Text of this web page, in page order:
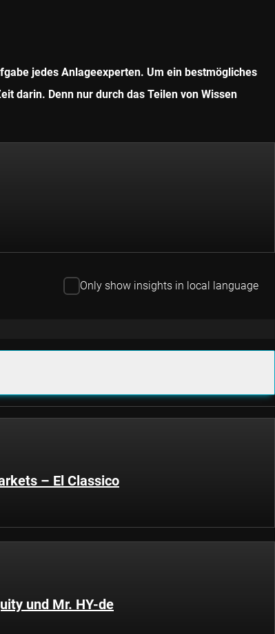
jedes Anlageexperten. Um ein bestmögliches
darin. Denn nur durch das Teilen von Wissen
Only show insights in local language
– El Classico
und Mr. HY-de